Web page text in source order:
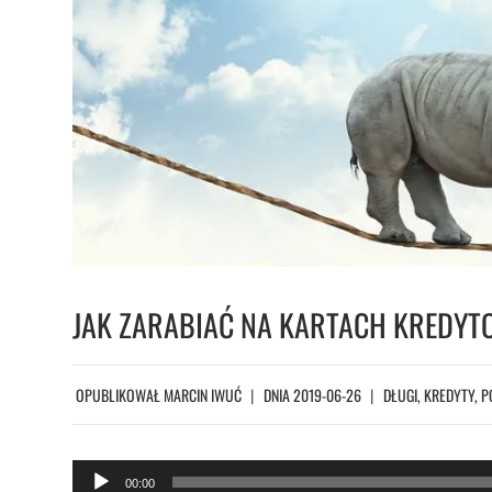
JAK ZARABIAĆ NA KARTACH
OPUBLIKOWAŁMARCIN IWUĆ DNIA2019-06-26 DŁUGI, KREDYTY,
00:00